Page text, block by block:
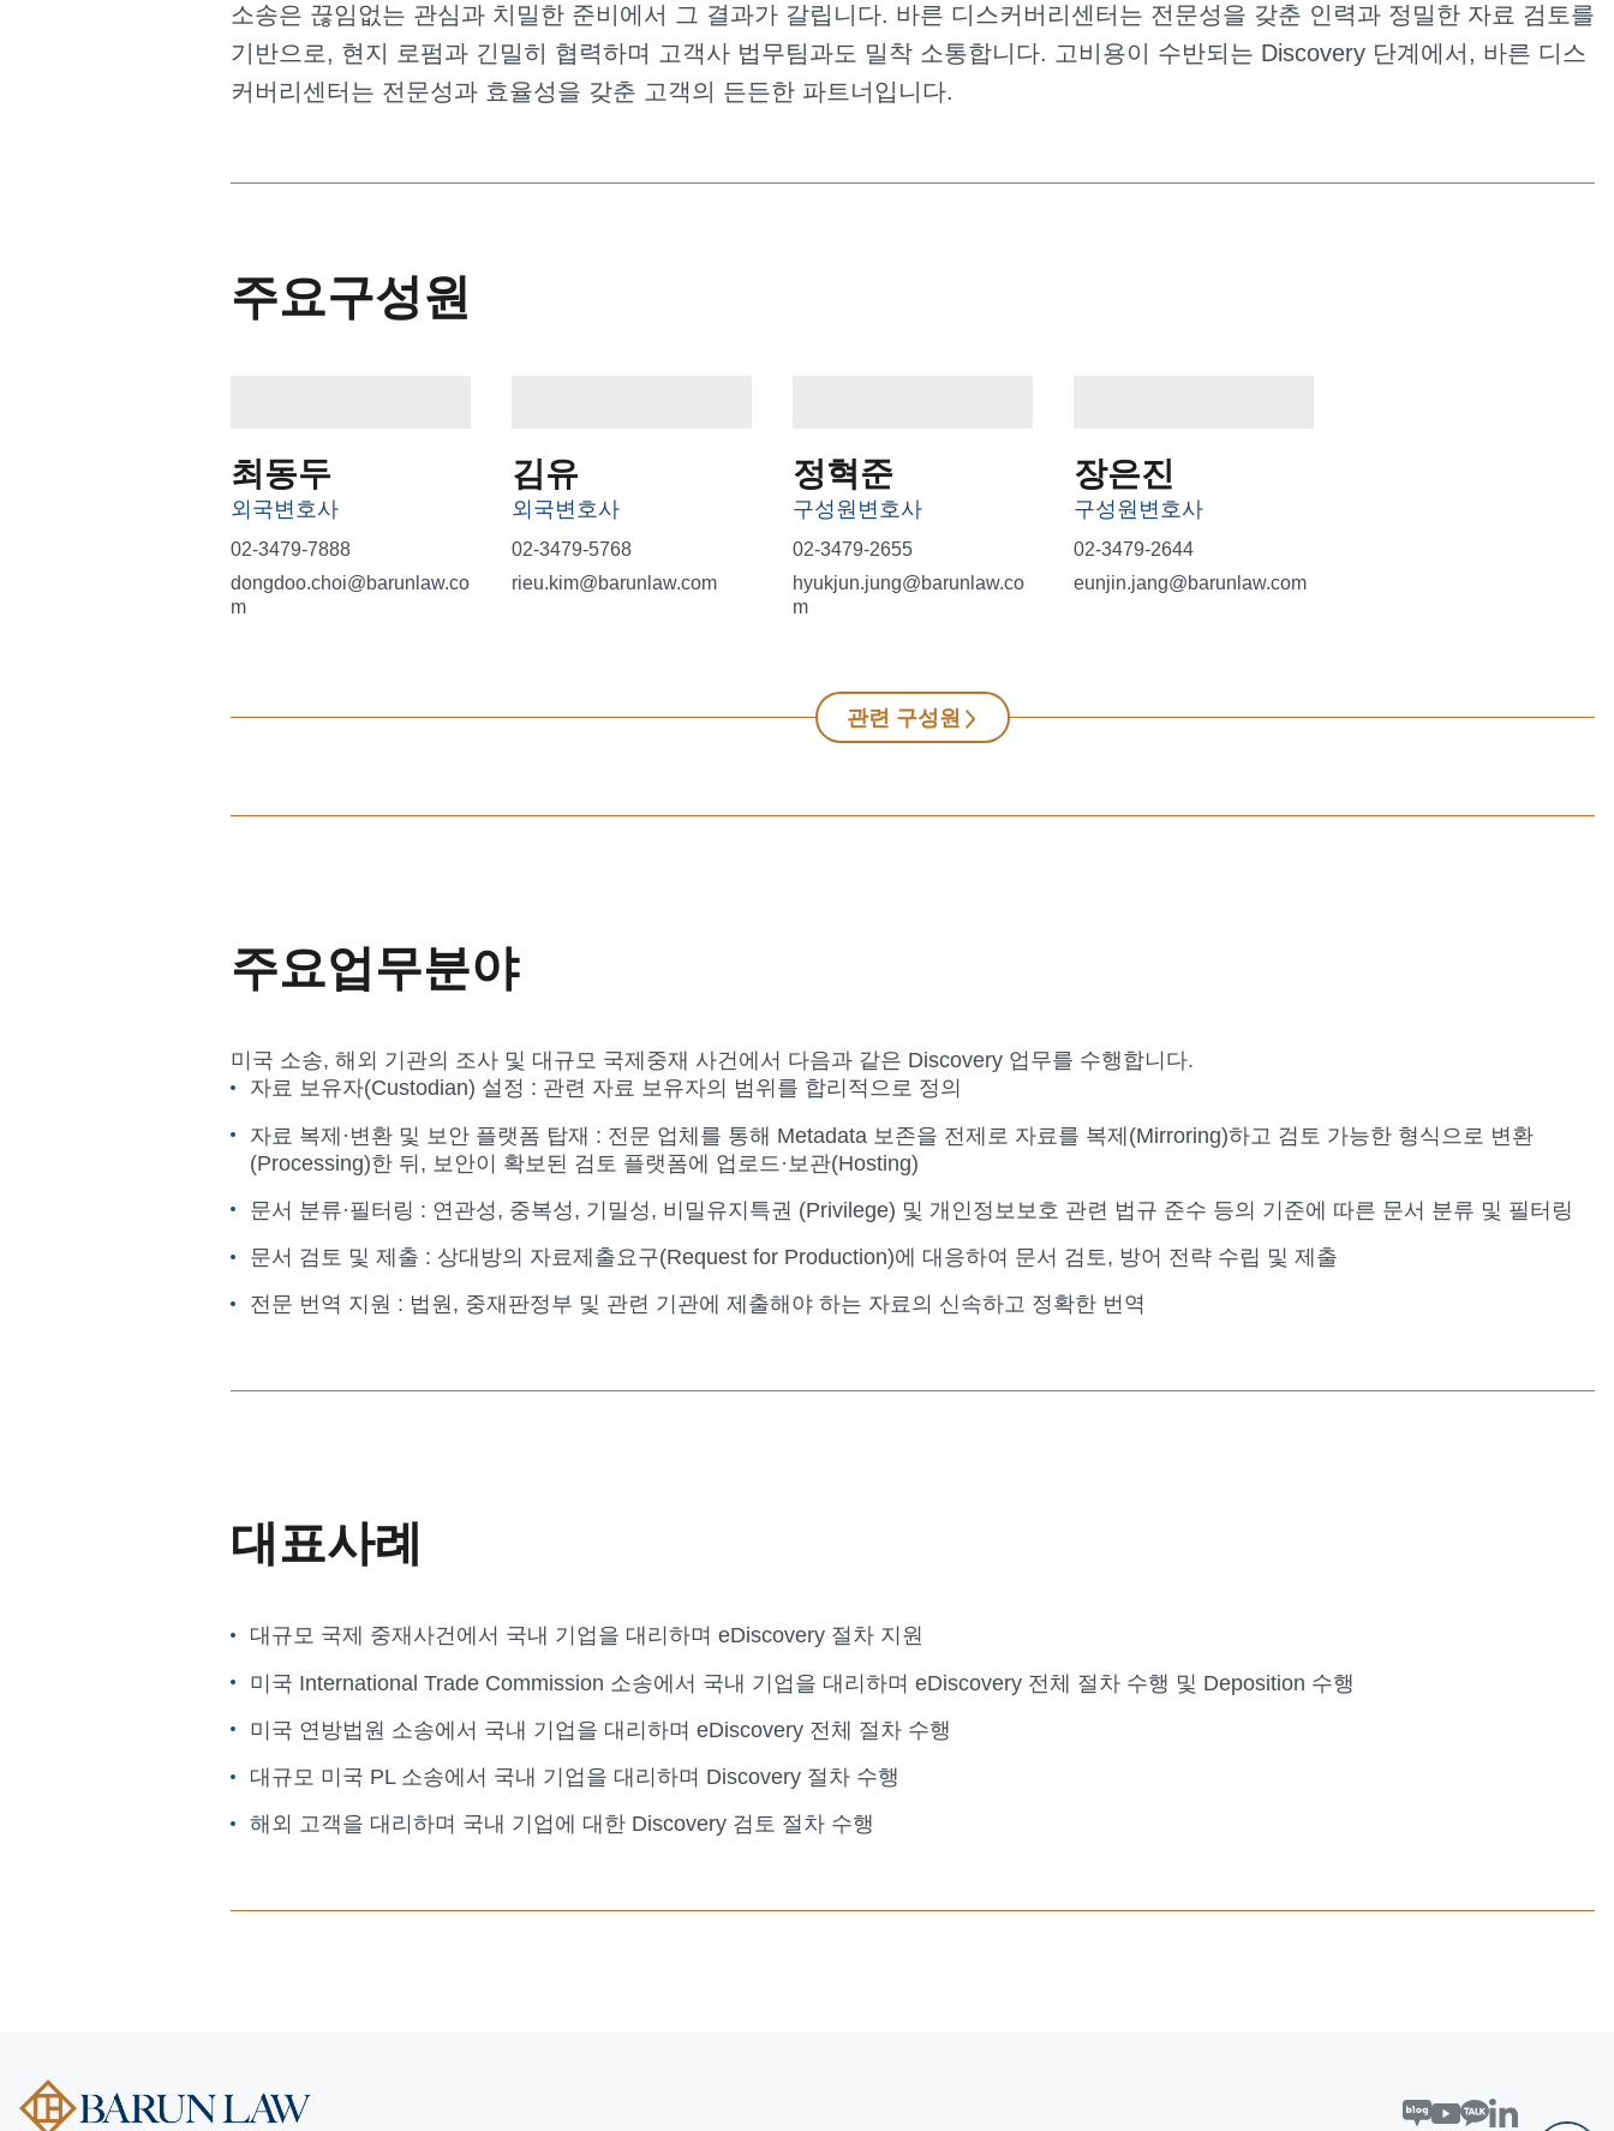
소송은 끊임없는 관심과 치밀한 준비에서 그 결과가 갈립니다. 바른 디스커버리센터는 전문성을 갖춘 인력과 정밀한 자료 검토를
기반으로, 현지 로펌과 긴밀히 협력하며 고객사 법무팀과도 밀착 소통합니다. 고비용이 수반되는 Discovery 단계에서, 바른 디스
커버리센터는 전문성과 효율성을 갖춘 고객의 든든한 파트너입니다.
주요구성원
최동두
외국변호사
02-3479-7888
dongdoo.choi@barunlaw.co
m
김유
외국변호사
02-3479-5768
rieu.kim@barunlaw.com
정혁준
구성원변호사
02-3479-2655
hyukjun.jung@barunlaw.co
m
장은진
구성원변호사
02-3479-2644
eunjin.jang@barunlaw.com
관련 구성원
주요업무분야
미국 소송, 해외 기관의 조사 및 대규모 국제중재 사건에서 다음과 같은 Discovery 업무를 수행합니다.
자료 보유자(Custodian) 설정 : 관련 자료 보유자의 범위를 합리적으로 정의
자료 복제·변환 및 보안 플랫폼 탑재 : 전문 업체를 통해 Metadata 보존을 전제로 자료를 복제(Mirroring)하고 검토 가능한 형식으로 변환
(Processing)한 뒤, 보안이 확보된 검토 플랫폼에 업로드·보관(Hosting)
문서 분류·필터링 : 연관성, 중복성, 기밀성, 비밀유지특권 (Privilege) 및 개인정보보호 관련 법규 준수 등의 기준에 따른 문서 분류 및 필터링
문서 검토 및 제출 : 상대방의 자료제출요구(Request for Production)에 대응하여 문서 검토, 방어 전략 수립 및 제출
전문 번역 지원 : 법원, 중재판정부 및 관련 기관에 제출해야 하는 자료의 신속하고 정확한 번역
대표사례
대규모 국제 중재사건에서 국내 기업을 대리하며 eDiscovery 절차 지원
미국 International Trade Commission 소송에서 국내 기업을 대리하며 eDiscovery 전체 절차 수행 및 Deposition 수행
미국 연방법원 소송에서 국내 기업을 대리하며 eDiscovery 전체 절차 수행
대규모 미국 PL 소송에서 국내 기업을 대리하며 Discovery 절차 수행
해외 고객을 대리하며 국내 기업에 대한 Discovery 검토 절차 수행